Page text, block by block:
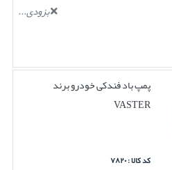
بزودی...
پمپ باد فندکی خودرو برند
VASTER
کد کالا : ۷۸۲۰